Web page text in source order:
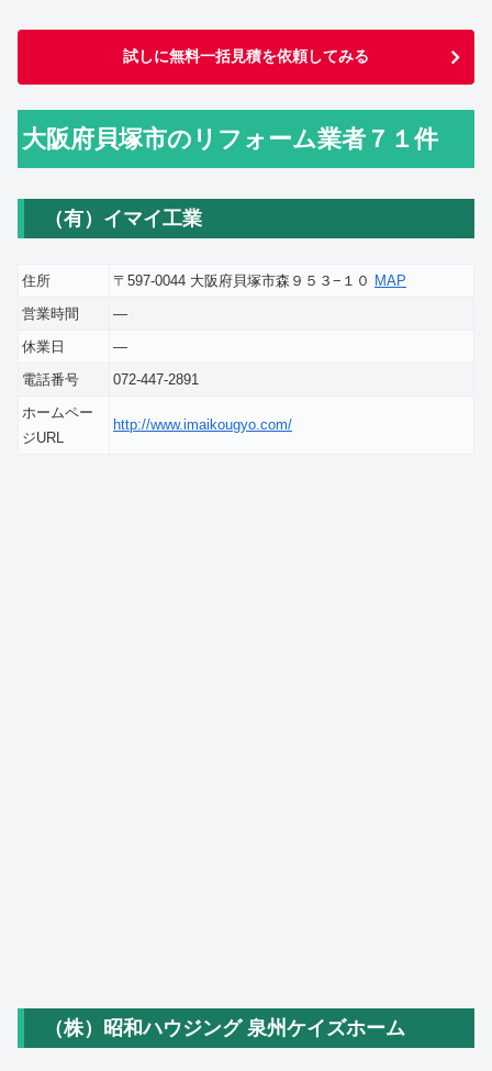
試しに無料一括見積を依頼してみる
大阪府貝塚市のリフォーム業者７１件
（有）イマイ工業
住所 〒597-0044 大阪府貝塚市森９５３−１０ MAP
営業時間
―
休業日
―
電話番号
072-447-2891
ホームペー
ジURL
http://www.imaikougyo.com/
（株）昭和ハウジング 泉州ケイズホーム